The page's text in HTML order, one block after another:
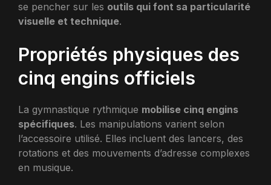
se pencher sur les outils qui font sa particularité
visuelle et technique.
Propriétés physiques des
cinq engins officiels
La gymnastique rythmique mobilise cinq engins
spécifiques. Les manipulations varient selon
l’accessoire utilisé. Elles incluent des lancers, des
rotations et des mouvements d’adresse complexes
en musique.